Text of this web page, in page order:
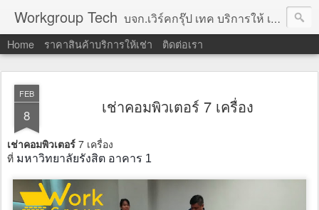
Workgroup Tech บจก.เวิร์คกรุ๊ป เทค บริการให้ เช่าคอมพิวเตอร์ โน้ตบุ๊ค โปรเจคเตอร์ ทีวีจอแบน จอทัชสกรีน ตู้คีออส วีดีโอวอล และอุปกรณ์อื่น ๆ บริการให้เช่าเป็น รายวัน
Home ราคาสินค้าบริการให้เช่า ติดต่อเรา
FEB
8 เช่าคอมพิวเตอร์ 7 เครื่อง
เช่าคอมพิวเตอร์ 7 เครื่อง
ที่ มหาวิทยาลัยรังสิต อาคาร 1